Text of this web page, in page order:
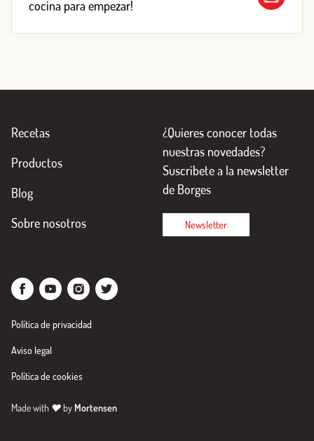
cocina para empezar!
Recetas
Productos
Blog
Sobre nosotros
¿Quieres conocer todas
nuestras novedades?
Suscríbete a la newsletter
de Borges
Newsletter
Política de privacidad
Aviso legal
Política de cookies
Made with ♥by Mortensen